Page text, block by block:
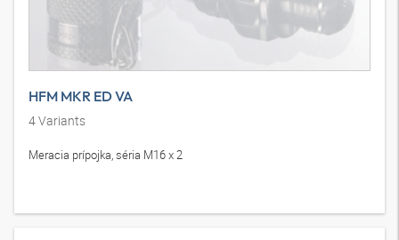
HFM MKR ED VA
4Variants
Meracia prípojka, séria M16 x 2